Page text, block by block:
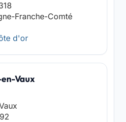
Franche-Comté
d'or
Vaux